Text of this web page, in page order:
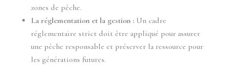
zones de pêche.
La réglementation et la gestion :Un cadre
réglementaire strict doit être appliqué pour assurer
une pêche responsable et préserver la ressource pour
les générations futures.